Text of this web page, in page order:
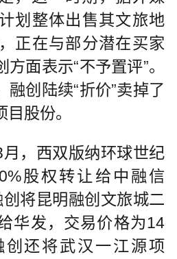
划整体出售其文旅地
正在与部分潜在买家
面表示“不予置评”。
融创陆续“折价”卖掉了
股份。
，西双版纳环球世纪
股权转让给中融信
将昆明融创文旅城二
华发，交易价格为14
还将武汉一江源项